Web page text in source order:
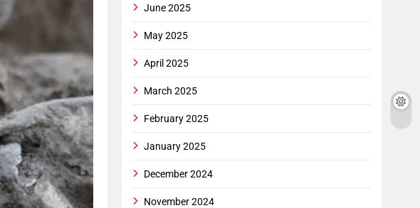
June 2025
May 2025
April 2025
March 2025
February 2025
January 2025
December 2024
November 2024